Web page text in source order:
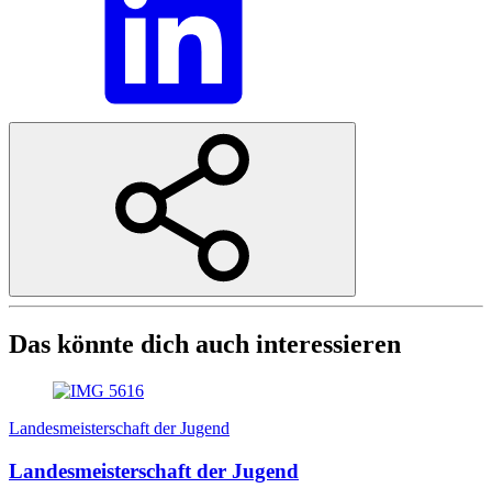
Das könnte dich auch interessieren
Landesmeisterschaft der Jugend
Landesmeisterschaft der Jugend